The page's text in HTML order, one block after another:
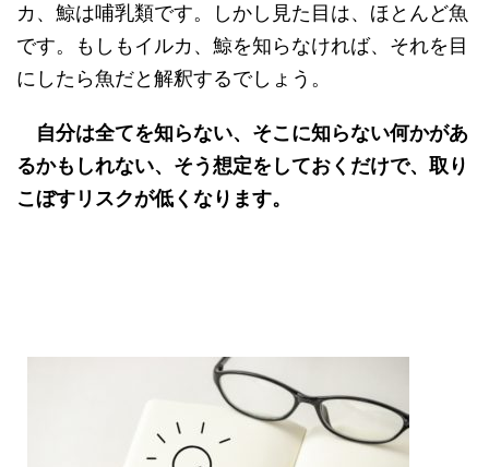
カ、鯨は哺乳類です。しかし見た目は、ほとんど魚
です。もしもイルカ、鯨を知らなければ、それを目
にしたら魚だと解釈するでしょう。
自分は全てを知らない、そこに知らない何かがあ
るかもしれない、そう想定をしておくだけで、取り
こぼすリスクが低くなります。